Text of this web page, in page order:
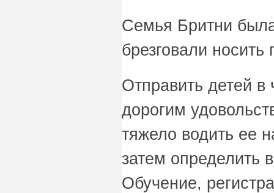
Семья Бритни
брезговали
Отправить детей
дорогим
тяжело водить ее
затем определить
Обучение,